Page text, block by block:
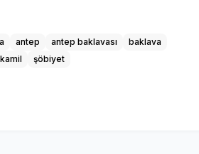
antep antep baklavası
baklava
şöbiyet